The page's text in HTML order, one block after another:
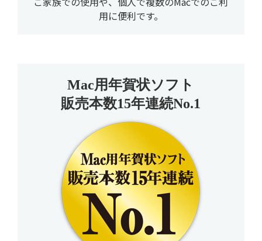
用に便利です。
Mac用年賀状ソフト
販売本数15年連続No.1